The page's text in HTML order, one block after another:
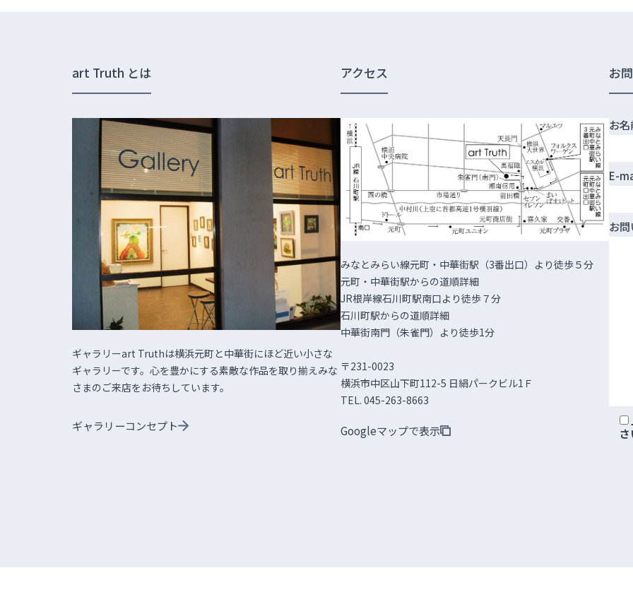
art Truth とは
ギャラリーart Truthは横浜元町と中華街にほど近い小さな
ギャラリーです。心を豊かにする素敵な作品を取り揃えみな
さまのご来店をお待ちしています。
ギャラリーコンセプト
アクセス
みなとみらい線元町・中華街駅（3番出口）より徒歩５分
元町・中華街駅からの道順詳細
JR根岸線石川町駅南口より徒歩７分
石川町駅からの道順詳細
中華街南門（朱雀門）より徒歩1分
〒231-0023
横浜市中区山下町112-5 日絹パークビル1Ｆ
TEL. 045-263-8663
Googleマップで表示
お
お名
E-
お